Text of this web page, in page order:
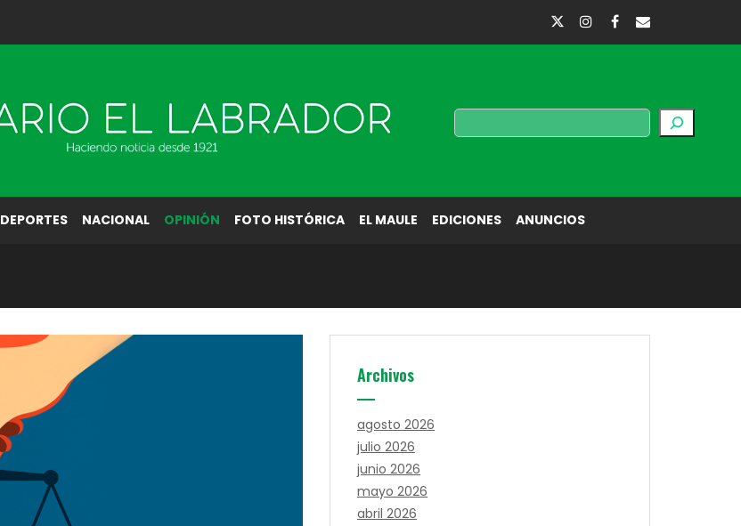
Buscar
DEPORTES NACIONAL OPINIÓN FOTO HISTÓRICA EL MAULE EDICIONES ANUNCIOS
Archivos
agosto 2026
julio 2026
junio 2026
mayo 2026
abril 2026